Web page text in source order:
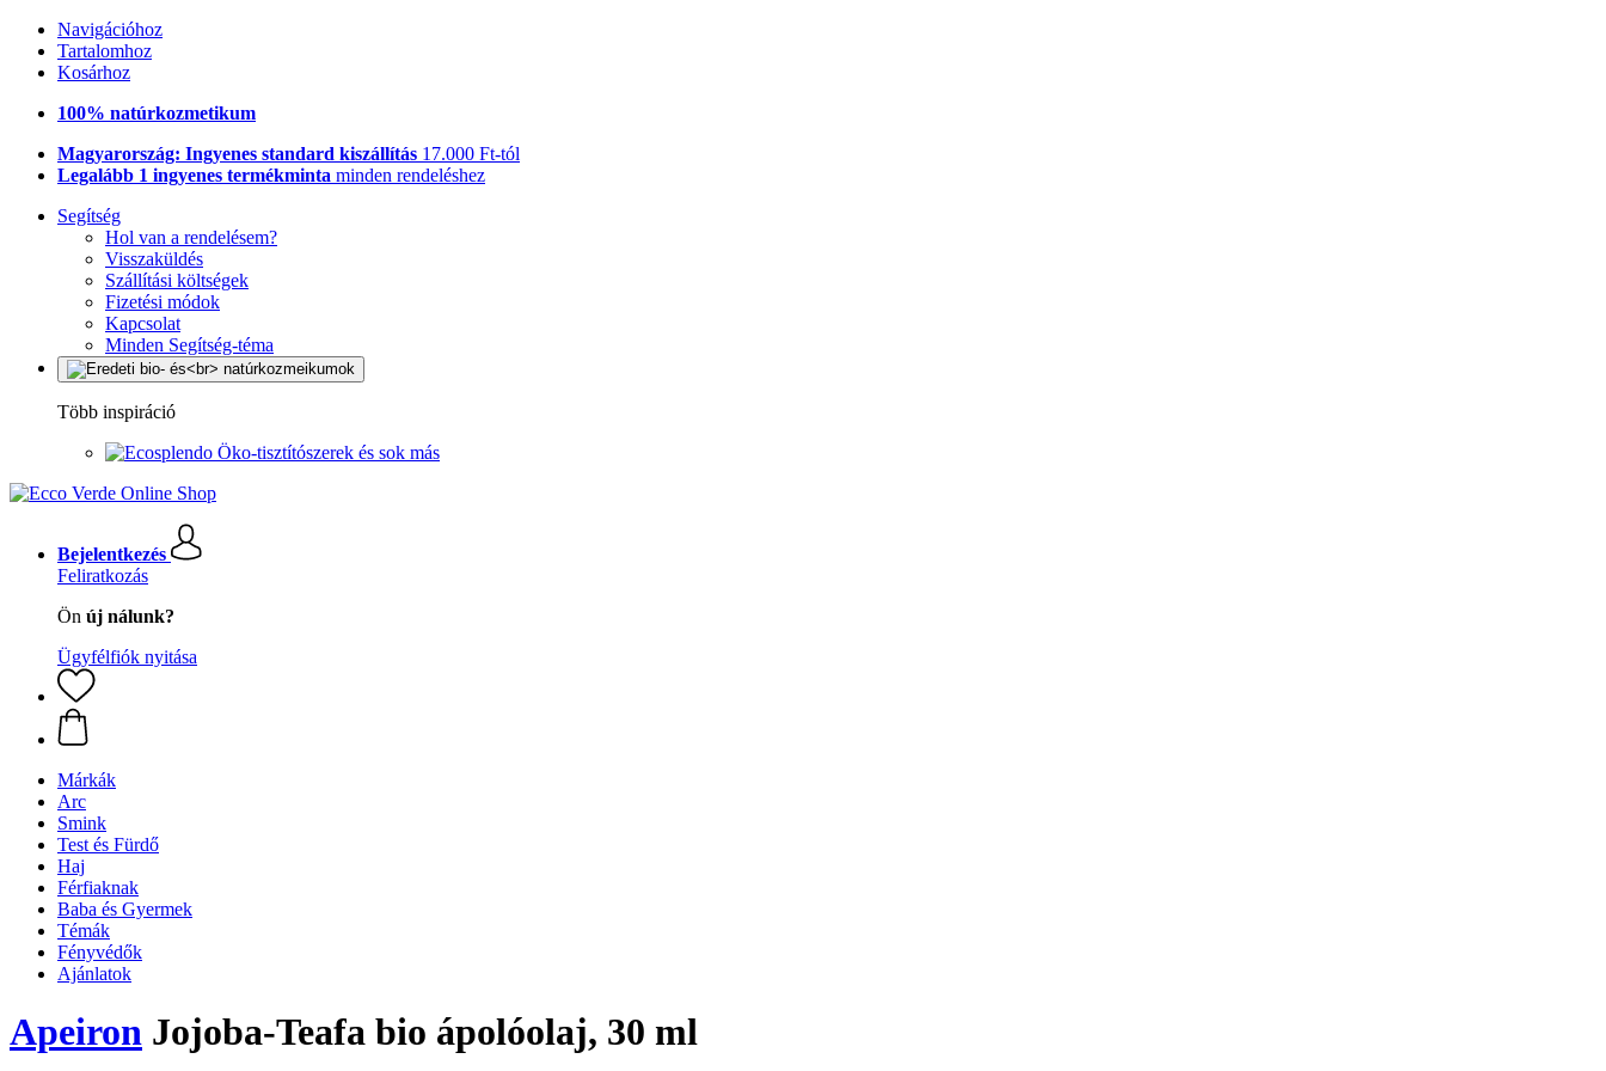
Navigációhoz
Tartalomhoz
Kosárhoz
100% natúrkozmetikum
Magyarország: Ingyenes standard kiszállítás 17.000 Ft-tól
Legalább 1 ingyenes termékminta minden rendeléshez
Segítség
Hol van a rendelésem?
Visszaküldés
Szállítási költségek
Fizetési módok
Kapcsolat
Minden Segítség-téma
Több inspiráció
Öko-tisztítószerek és sok más
Bejelentkezés
Feliratkozás
Ön új nálunk?
Ügyfélfiók nyitása
Márkák
Arc
Smink
Test és Fürdő
Haj
Férfiaknak
Baba és Gyermek
Témák
Fényvédők
Ajánlatok
Apeiron Jojoba-Teafa bio ápolóolaj, 30 ml